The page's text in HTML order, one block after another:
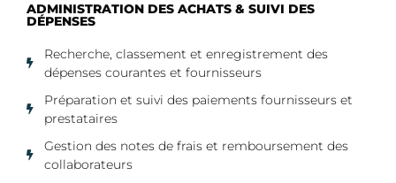
ADMINISTRATION DES ACHATS & SUIVI DES
DÉPENSES
Recherche, classement et enregistrement des
dépenses courantes et fournisseurs
Préparation et suivi des paiements fournisseurs et
prestataires
Gestion des notes de frais et remboursement des
collaborateurs